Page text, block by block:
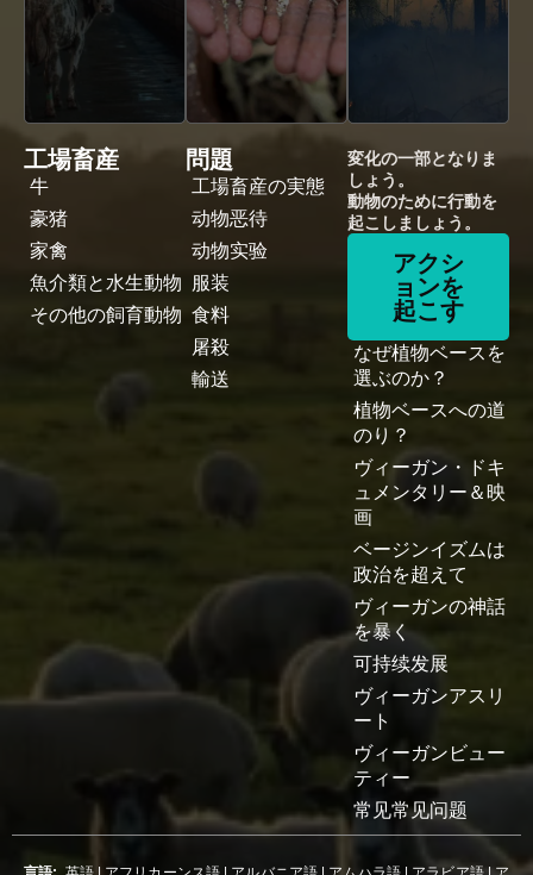
工場畜産
牛
豪猪
家禽
魚介類と水生動物
その他の飼育動物
問題
工場畜産の実態
动物恶待
动物实验
服装
食料
屠殺
輸送
変化の一部となりま
しょう。
動物のために行動を
起こしましょう。
アクシ
ョンを
起こす
なぜ植物ベースを
選ぶのか？
植物ベースへの道
のり？
ヴィーガン・ドキ
ュメンタリー＆映
画
ベージンイズムは
政治を超えて
ヴィーガンの神話
を暴く
可持续发展
ヴィーガンアスリ
ート
ヴィーガンビュー
ティー
常见常见问题